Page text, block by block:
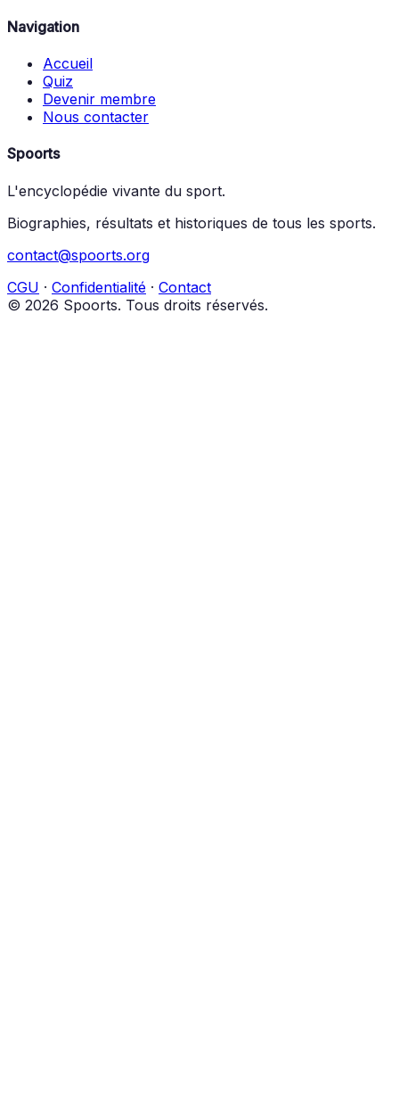
Navigation
Accueil
Quiz
Devenir membre
Nous contacter
Spoorts
L'encyclopédie vivante du sport.
Biographies, résultats et historiques de tous les sports.
contact@spoorts.org
CGU · Confidentialité · Contact
© 2026 Spoorts. Tous droits réservés.